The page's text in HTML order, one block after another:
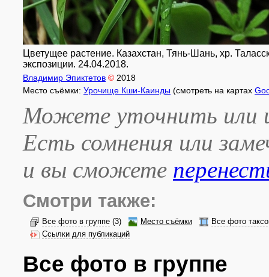
Цветущее растение. Казахстан, Тянь-Шань, хр.
экспозиции. 24.04.2018.
Владимир Эпиктетов © 2018
Место съёмки: Урочище Кши-Каинды (смотреть на картах
Можете уточнить или
Есть сомнения или
и вы сможете
Смотри также:
Все фото в группе (3) Место съёмки
Все фото
Ссылки для публикаций
Все фото в группе